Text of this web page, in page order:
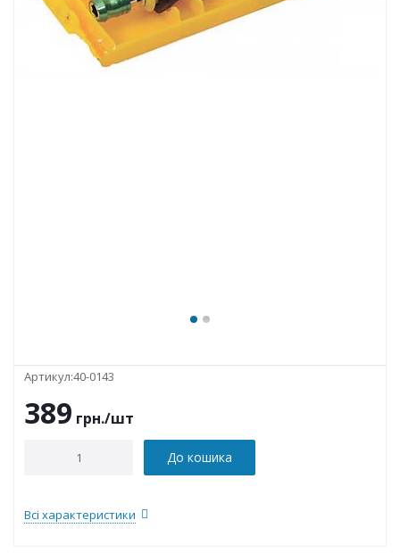
Артикул:40-0143
389 грн./шт
До кошика
Всі характеристики